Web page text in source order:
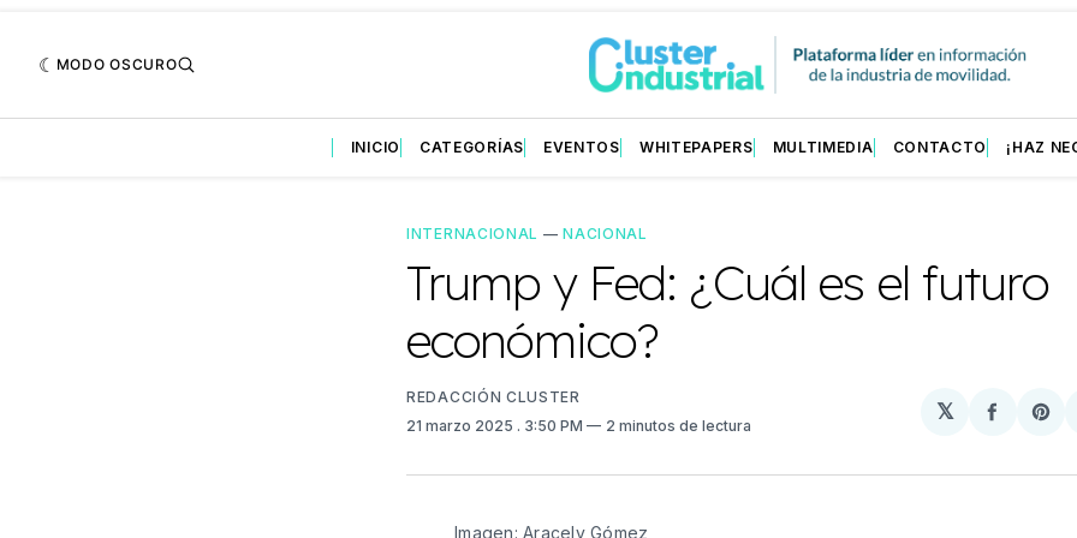
MODO OSCURO
INICIO CATEGORÍAS EVENTOS WHITEPAPERS MULTIMEDIA CONTACTO ¡HAZ
INTERNACIONAL —NACIONAL
Trump y Fed: ¿Cuál es el futuro
económico?
REDACCIÓN CLUSTER
21 marzo 2025 . 3:50 PM 2 minutos de lectura
𝕏
Imagen: Aracely Gómez